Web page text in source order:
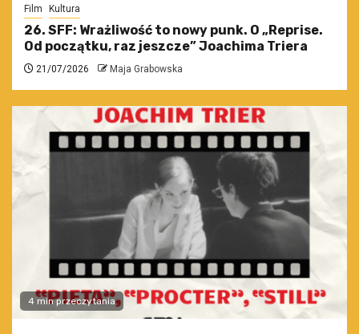
Film Kultura
26. SFF: Wrażliwość to nowy punk. O „Reprise.
Od początku, raz jeszcze” Joachima Triera
21/07/2026 Maja Grabowska
4 min przeczytania